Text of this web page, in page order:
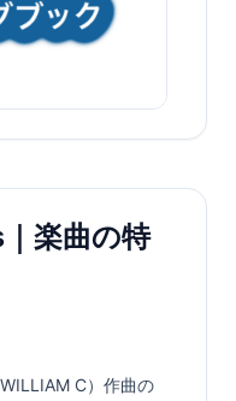
楽曲の特
C）作曲の